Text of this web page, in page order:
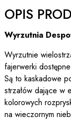
OPIS
Wyrzutnia
Wyrzutnie
fajerwerki
Są to kaskadowe
strzałów dające w
kolorowych
na wieczornym